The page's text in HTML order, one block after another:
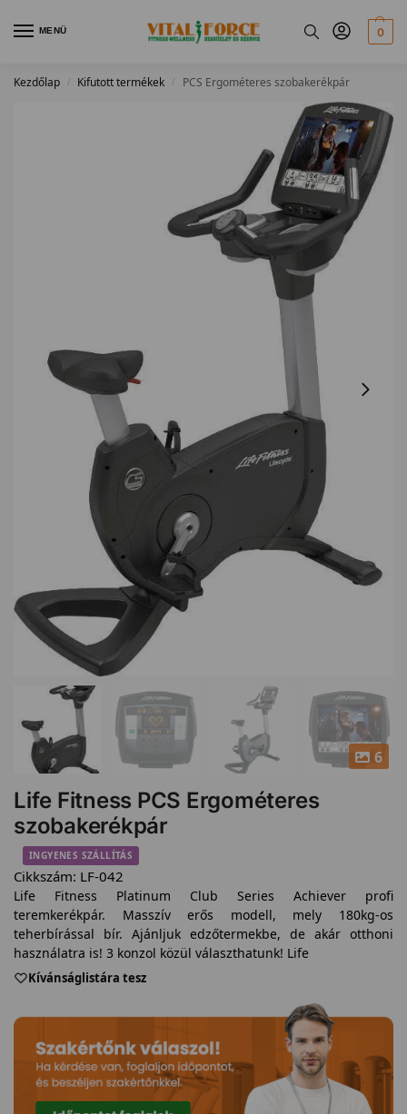
MENÜ 0
Kezdőlap / Kifutott termékek / PCS Ergométeres szobakerékpár
6
Life Fitness PCS Ergométeres
szobakerékpár
INGYENES SZÁLLÍTÁS
Cikkszám: LF-042
Life Fitness Platinum Club Series Achiever profi
teremkerékpár. Masszív erős modell, mely 180kg-os
teherbírással bír. Ajánljuk edzőtermekbe, de akár otthoni
használatra is! 3 konzol közül választhatunk! Life
Kívánságlistára tesz